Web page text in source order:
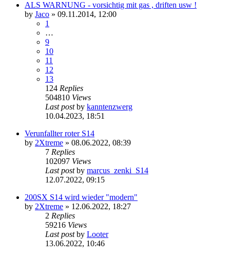
ALS WARNUNG - vorsichtig mit gas , driften usw !
by Jaco » 09.11.2014, 12:00
1
…
9
10
11
12
13
124 Replies
504810 Views
Last postby kanntenzwerg
10.04.2023, 18:51
Verunfallter roter S14
by 2Xtreme » 08.06.2022, 08:39
7 Replies
102097 Views
Last postby marcus_zenki_S14
12.07.2022, 09:15
200SX S14 wird wieder "modern"
by 2Xtreme » 12.06.2022, 18:27
2 Replies
59216 Views
Last postby Looter
13.06.2022, 10:46